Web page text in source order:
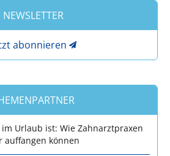
NEWSLETTER
abonnieren
Urlaub ist: Wie Zahnarztpraxen
auffangen können